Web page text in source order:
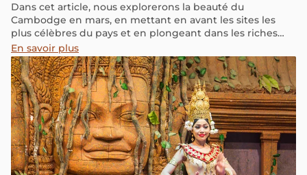
Dans cet article, nous explorerons la beauté du
Cambodge en mars, en mettant en avant les sites les
plus célèbres du pays et en plongeant dans les riches
expériences culturelles qui vous attendent. Préparez-
vous à découvrir pourquoi il est idéal de visiter le
Cambodge en mars.
En savoir plus